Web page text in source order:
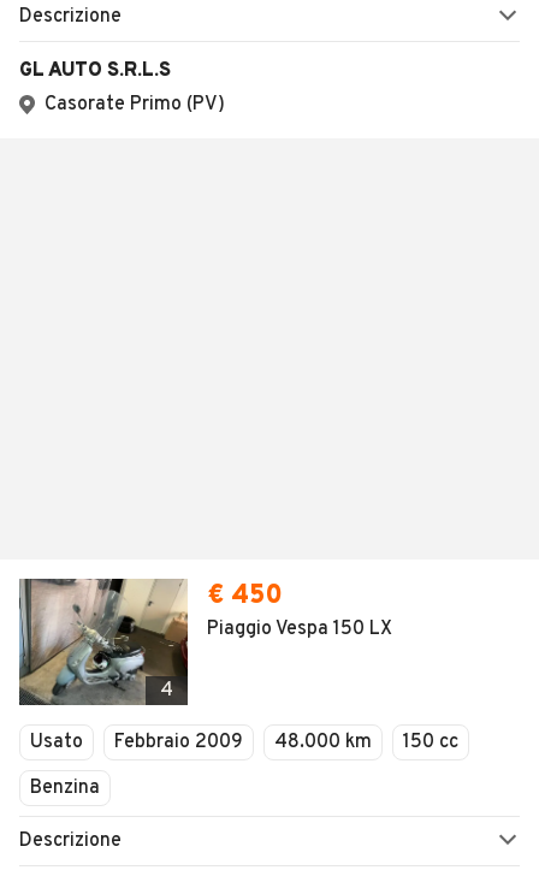
Descrizione
GL AUTO S.R.L.S
Casorate Primo (PV)
4
€ 450
Piaggio Vespa 150 LX
Usato Febbraio 2009 48.000 km
150 cc
Benzina
Descrizione